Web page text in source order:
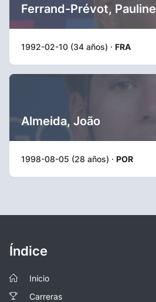
Ferrand-Prévot, Pauline
1992-02-10 (34 años) · FRA
Almeida, João
1998-08-05 (28 años) · POR
Índice
Inicio
Carreras